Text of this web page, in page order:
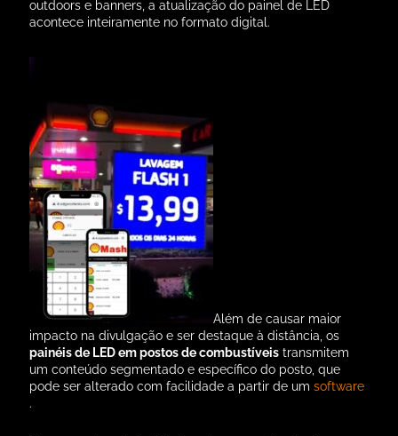
outdoors e banners, a atualização do painel de LED
acontece inteiramente no formato digital.
Além de causar maior
impacto na divulgação e ser destaque à distância, os
painéis de LED em postos de combustíveis transmitem
um conteúdo segmentado e específico do posto, que
pode ser alterado com facilidade a partir de umsoftware
.